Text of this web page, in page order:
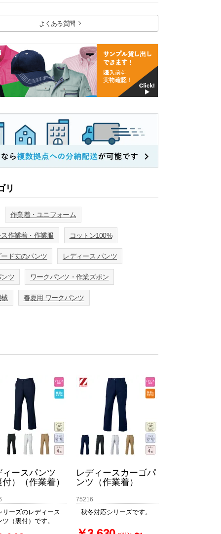
よくある質問
リ
作業着・ユニフォーム
作業着・作業服 コットン100%
ド丈のパンツ レディース パンツ
ツ ワークパンツ・作業ズボン
春夏用 ワークパンツ
ィースパンツ
付）（作業着）
リーズのレディース
ツ（裏付）です。
レディースカーゴパ
ンツ（作業着）
75216
秋冬対応シリーズです。